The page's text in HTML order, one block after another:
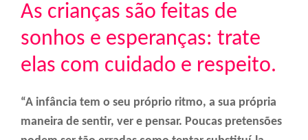
As crianças são feitas de
sonhos e esperanças: trate
elas com cuidado e respeito.
“A infância tem o seu próprio ritmo, a sua própria
maneira de sentir, ver e pensar. Poucas pretensões